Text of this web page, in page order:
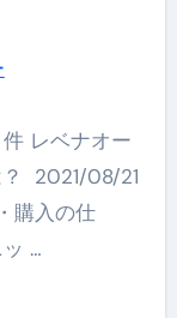
レベナオー
？ 2021/08/21
購入の仕
…